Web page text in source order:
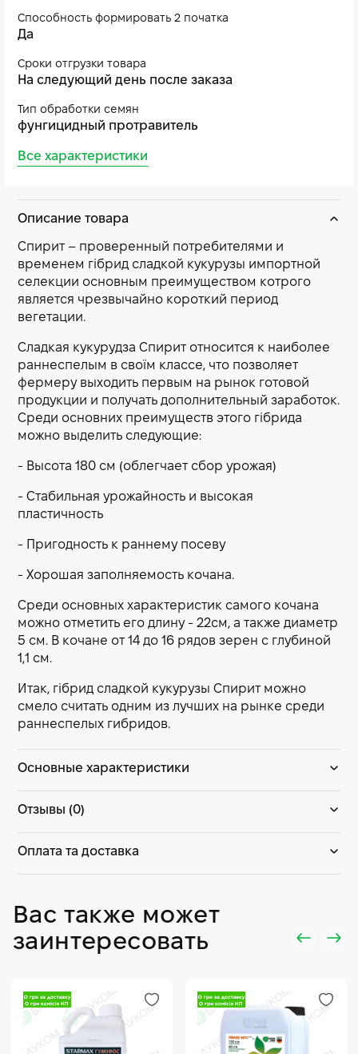
Способность формировать 2 початка
Да
Сроки отгрузки товара
На следующий день после заказа
Тип обработки семян
фунгицидный протравитель
Все характеристики
Описание товара
Спирит – проверенный потребителями и
временем гібрид сладкой кукурузы импортной
селекции основным преимуществом котрого
является чрезвычайно короткий период
вегетации.
Сладкая кукурудза Спирит относится к наиболее
раннеспелым в своїм классе, что позволяет
фермеру выходить первым на рынок готовой
продукции и получать дополнительный заработок.
Среди основних преимуществ этого гібрида
можно выделить следующие:
- Высота 180 см (облегчает сбор урожая)
- Стабильная урожайность и высокая
пластичность
- Пригодность к раннему посеву
- Хорошая заполняемость кочана.
Среди основных характеристик самого кочана
можно отметить его длину - 22см, а также диаметр
5 см. В кочане от 14 до 16 рядов зерен с глубиной
1,1 см.
Итак, гібрид сладкой кукурузы Спирит можно
смело считать одним из лучших на рынке среди
раннеспелых гибридов.
Основные характеристики
Отзывы (0)
Оплата та доставка
Вас также может
заинтересовать